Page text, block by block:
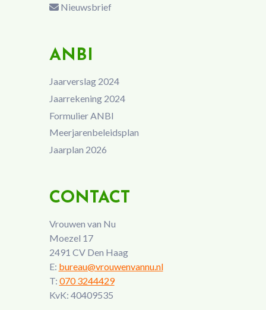
Nieuwsbrief
ANBI
Jaarverslag 2024
Jaarrekening 2024
Formulier ANBI
Meerjarenbeleidsplan
Jaarplan 2026
CONTACT
Vrouwen van Nu
Moezel 17
2491 CV Den Haag
E: bureau@vrouwenvannu.nl
T: 070 3244429
KvK: 40409535